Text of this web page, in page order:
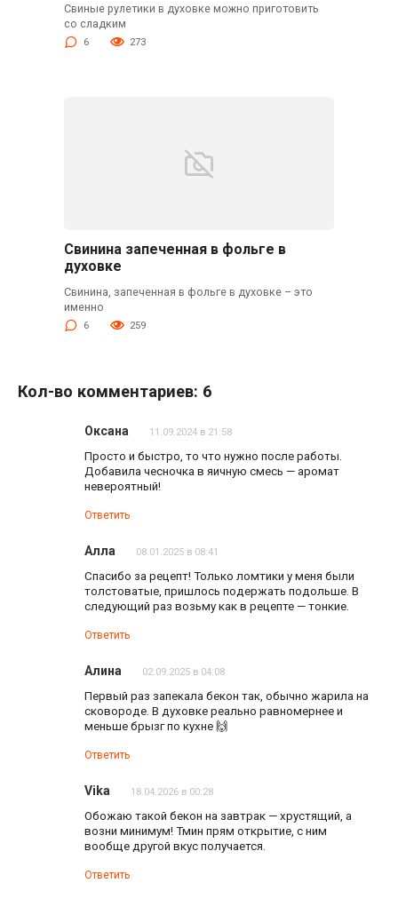
Свиные рулетики в духовке можно приготовить
со сладким
6 273
Свинина запеченная в фольге в
духовке
Cвинина, запеченная в фольге в духовке – это
именно
6 259
Кол-во комментариев: 6
Оксана 11.09.2024 в 21:58
Просто и быстро, то что нужно после работы.
Добавила чесночка в яичную смесь — аромат
невероятный!
Ответить
Алла 08.01.2025 в 08:41
Спасибо за рецепт! Только ломтики у меня были
толстоватые, пришлось подержать подольше. В
следующий раз возьму как в рецепте — тонкие.
Ответить
Алина 02.09.2025 в 04:08
Первый раз запекала бекон так, обычно жарила на
сковороде. В духовке реально равномернее и
меньше брызг по кухне 🙌
Ответить
Vika 18.04.2026 в 00:28
Обожаю такой бекон на завтрак — хрустящий, а
возни минимум! Тмин прям открытие, с ним
вообще другой вкус получается.
Ответить